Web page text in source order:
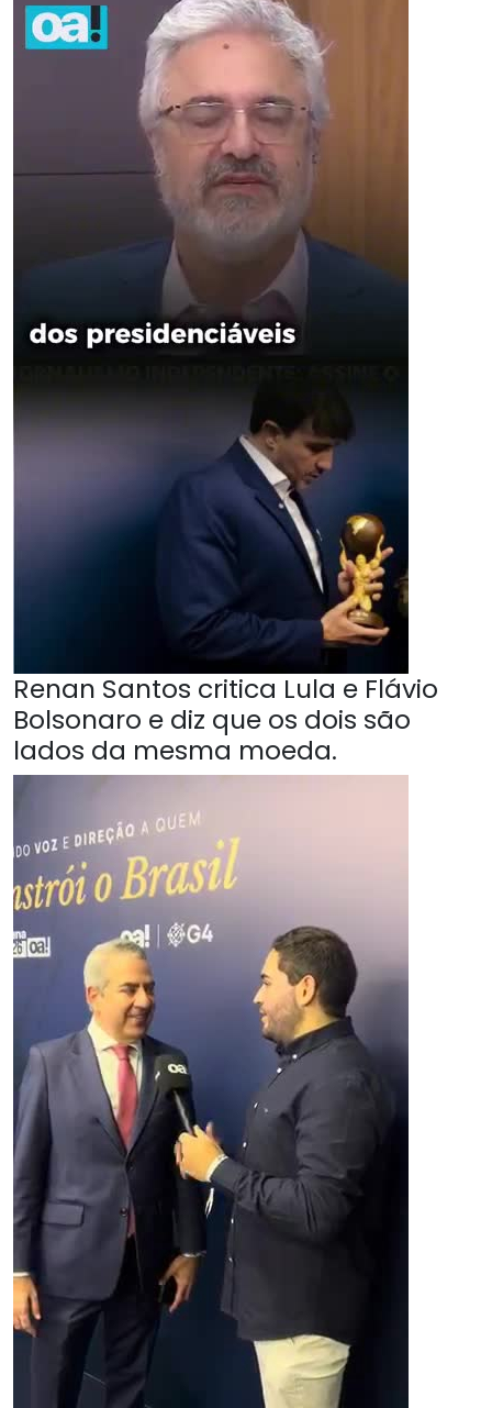
Renan Santos critica Lula e Flávio
Bolsonaro e diz que os dois são
lados da mesma moeda.